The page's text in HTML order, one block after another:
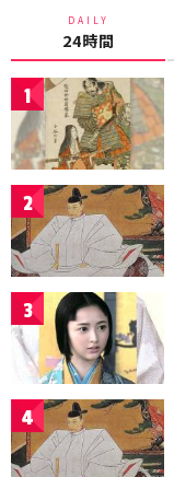
DAILY
24時間
1
2
3
4